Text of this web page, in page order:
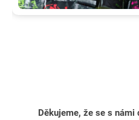
Děkujeme, že se s